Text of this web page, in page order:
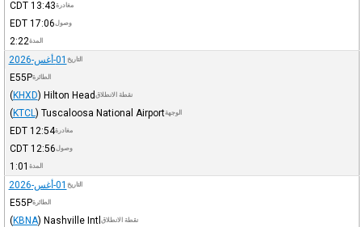
مغادرة13:43
CDT
وصول 17:06
EDT
المدة2:22
التاريخ 01-أغس-2026
الطائرةE55P
نقطة الانطلاق Hilton Head
(KHXD)
الوجهةTuscaloosa National Airport
(KTCL )
مغادرة12:54
EDT
وصول 12:56
CDT
المدة 1:01
التاريخ 01-أغس-2026
الطائرةE55P
نقطة الانطلاق Nashville Intl
(KBNA)